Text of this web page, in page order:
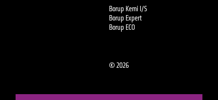
Borup Kemi I/S
Borup Expert
Borup ECO
©2026